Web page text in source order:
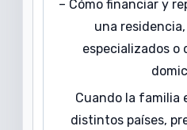
– Cómo financiar y
una
especializados o
Cuando la familia
distintos países,